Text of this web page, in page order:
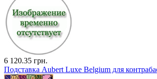
6 120.35 грн.
Подставка Aubert Luxe Belgium для